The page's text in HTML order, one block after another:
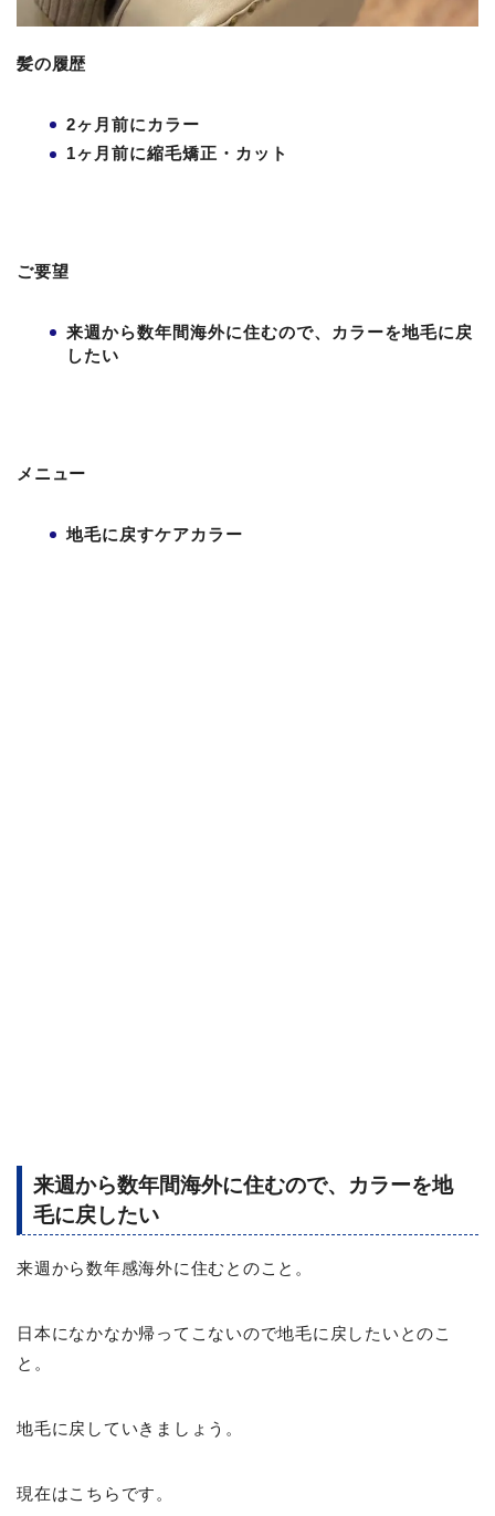
髪の履歴
2ヶ月前にカラー
1ヶ月前に縮毛矯正・カット
ご要望
来週から数年間海外に住むので、カラーを地毛に戻
したい
メニュー
地毛に戻すケアカラー
来週から数年間海外に住むので、カラーを地
毛に戻したい
来週から数年感海外に住むとのこと。
日本になかなか帰ってこないので地毛に戻したいとのこ
と。
地毛に戻していきましょう。
現在はこちらです。